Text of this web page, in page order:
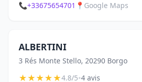
📞+33675654701 📍 Google Maps
ALBERTINI
3 Rés Monte Stello, 20290 Borgo
★★★★★4.8/5•4 avis